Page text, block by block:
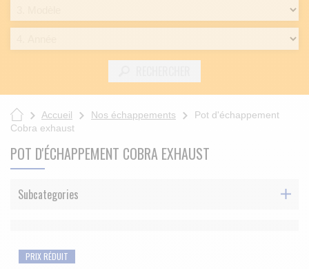
Accueil Nos échappements
Pot d'échappement
Cobra exhaust
POT D'ÉCHAPPEMENT COBRA EXHAUST
Subcategories
PRIX RÉDUIT